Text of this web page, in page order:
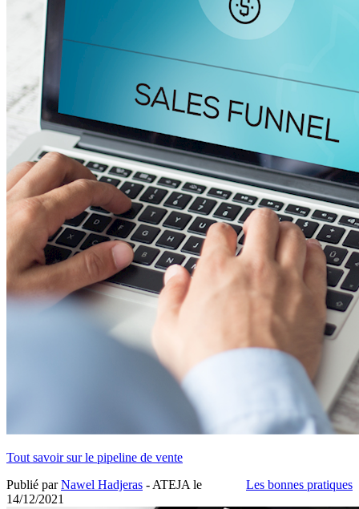
Tout savoir sur le pipeline de vente
Les bonnes pratiques
Publié parNawel Hadjeras - ATEJA le
14/12/2021